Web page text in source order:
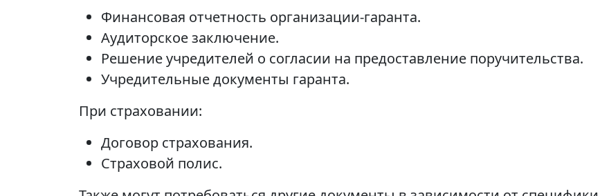
Финансовая отчетность организации-гаранта.
Аудиторское заключение.
Решение учредителей о согласии на предоставление поручительства.
Учредительные документы гаранта.
При страховании:
Договор страхования.
Страховой полис.